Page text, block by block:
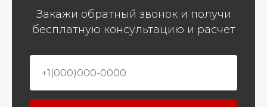
Закажи обратный звонок и получи
бесплатную консультацию и расчет